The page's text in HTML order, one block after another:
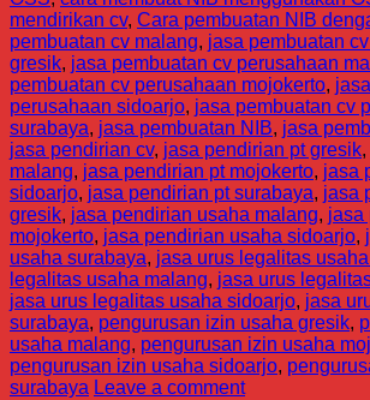
mendirikan cv, Cara pembuatan NIB
pembuatan cv malang, jasa pembuatan
gresik, jasa pembuatan cv perusahaan
pembuatan cv perusahaan mojokerto,
perusahaan sidoarjo, jasa pembuatan cv
surabaya, jasa pembuatan NIB, jasa
jasa pendirian cv, jasa pendirian pt gresik,
malang, jasa pendirian pt mojokerto, jasa
sidoarjo, jasa pendirian pt surabaya, jasa
gresik, jasa pendirian usaha malang, jasa
mojokerto, jasa pendirian usaha sidoarjo,
usaha surabaya, jasa urus legalitas
legalitas usaha malang, jasa urus
jasa urus legalitas usaha sidoarjo, jasa
surabaya, pengurusan izin usaha gresik,
usaha malang, pengurusan izin usaha
pengurusan izin usaha sidoarjo,
surabaya Leave a comment